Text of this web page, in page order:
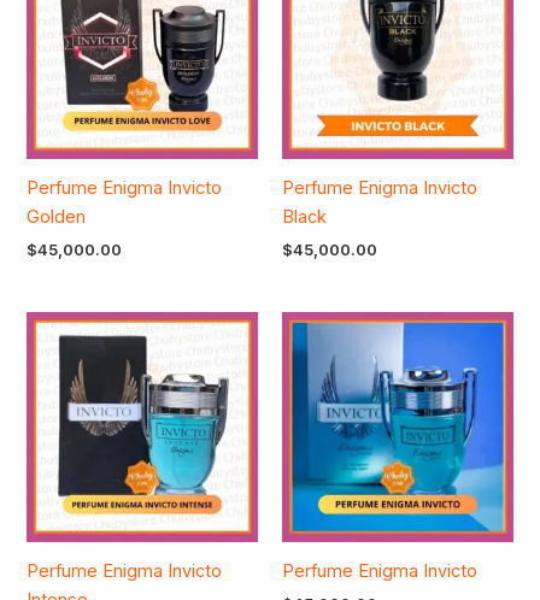
Perfume Enigma Invicto
Golden
$45,000.00
Perfume Enigma Invicto
Black
$45,000.00
Perfume Enigma Invicto
Perfume Enigma Invicto